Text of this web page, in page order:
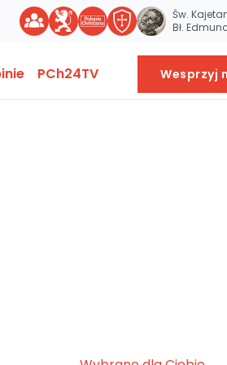
Św.
Bł.
PCh24TV Wesprzyj